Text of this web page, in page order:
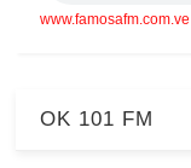
www.famosafm.com.ve
OK 101 FM